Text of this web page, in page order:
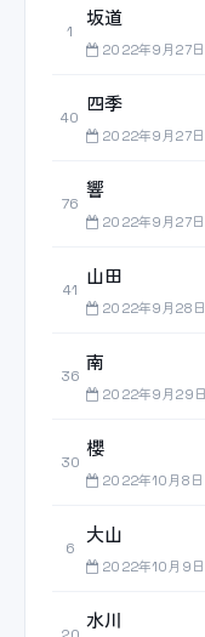
1
坂道
2022年9月27日
40
四季
2022年9月27日
76
響
2022年9月27日
41
山田
2022年9月28日
36
南
2022年9月29日
30
櫻
2022年10月8日
6
大山
2022年10月9日
水川